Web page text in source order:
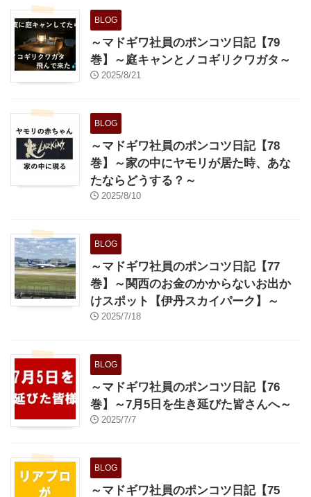
BLOG
～マドギワ社員のポンコツ日記【79
巻】～庭キャンとノコギリクワガタ～
2025/8/21
BLOG
～マドギワ社員のポンコツ日記【78
巻】～家の中にヤモリが居た時、あな
たならどうする？～
2025/8/10
BLOG
～マドギワ社員のポンコツ日記【77
巻】～関西のお金のかからないお出か
けスポット【伊丹スカイパーク】～
2025/7/18
BLOG
～マドギワ社員のポンコツ日記【76
巻】～7月5日を生き延びた皆さんへ～
2025/7/7
BLOG
～マドギワ社員のポンコツ日記【75